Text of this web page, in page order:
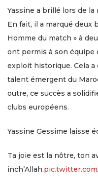
Yassine a brillé lors de la
En fait, il a marqué deux
Homme du match » à
ont permis à son équipe
exploit historique. Cela
talent émergent du
outre, ce succès a
clubs européens.
Yassine Gessime laisse
Ta joie est la nôtre, ton
inch’Allah.